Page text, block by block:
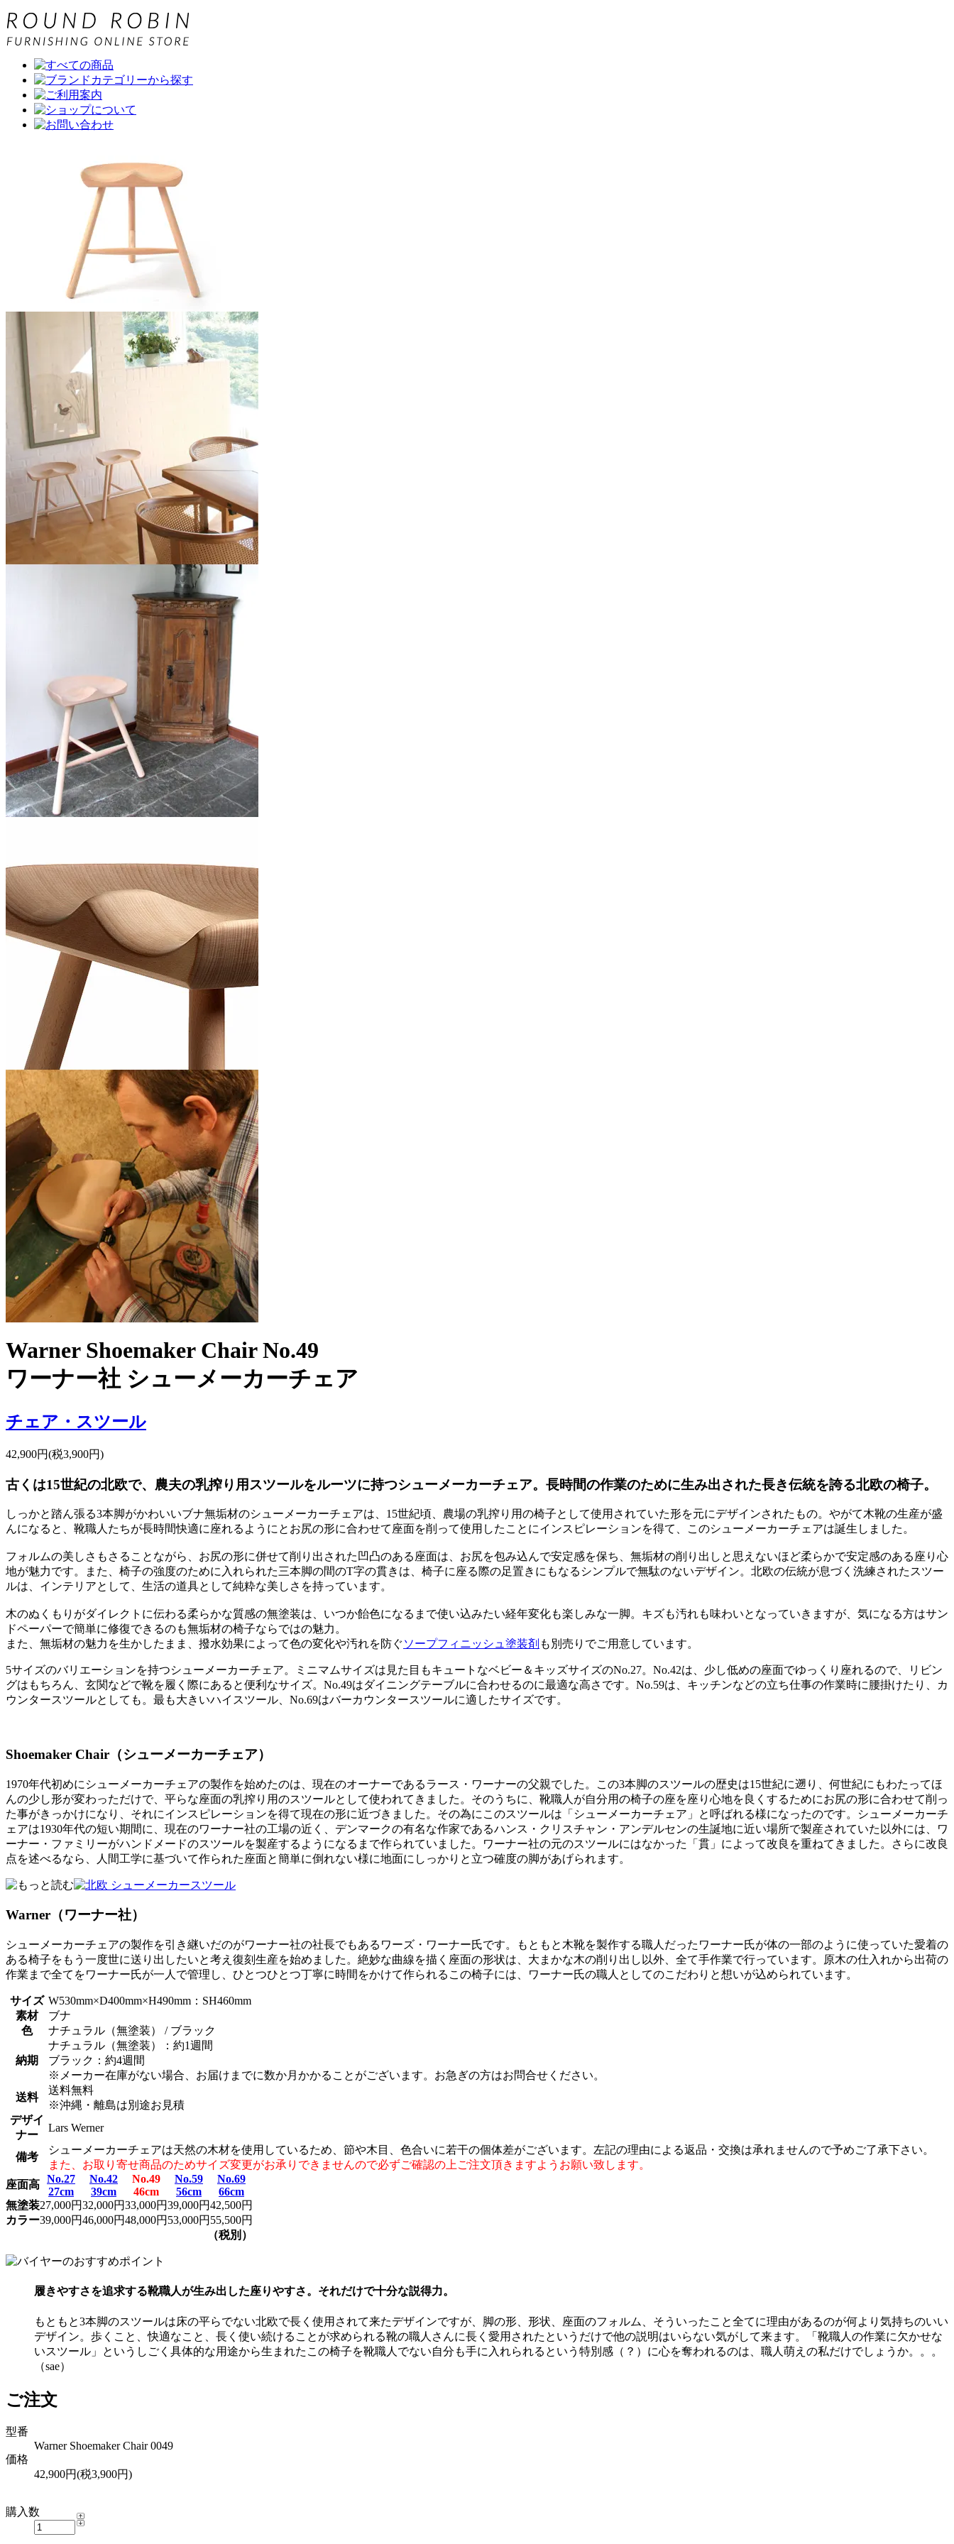
Warner Shoemaker Chair No.49
ワーナー社 シューメーカーチェア
チェア・スツール
42,900円(税3,900円)
古くは15世紀の北欧で、農夫の乳搾り用スツールをルーツに持つシューメーカーチェア。長時間の作業のために生み出された長き伝統を誇る北欧の椅子。
しっかと踏ん張る3本脚がかわいいブナ無垢材のシューメーカーチェアは、15世紀頃、農場の乳搾り用の椅子として使用されていた形を元にデザインされたもの。やがて木靴の生産が盛
んになると、靴職人たちが長時間快適に座れるようにとお尻の形に合わせて座面を削って使用したことにインスピレーションを得て、このシューメーカーチェアは誕生しました。
フォルムの美しさもさることながら、お尻の形に併せて削り出された凹凸のある座面は、お尻を包み込んで安定感を保ち、無垢材の削り出しと思えないほど柔らかで安定感のある座り心
地が魅力です。また、椅子の強度のために入れられた三本脚の間のT字の貫きは、椅子に座る際の足置きにもなるシンプルで無駄のないデザイン。北欧の伝統が息づく洗練されたスツー
ルは、インテリアとして、生活の道具として純粋な美しさを持っています。
木のぬくもりがダイレクトに伝わる柔らかな質感の無塗装は、いつか飴色になるまで使い込みたい経年変化も楽しみな一脚。キズも汚れも味わいとなっていきますが、気になる方はサン
ドペーパーで簡単に修復できるのも無垢材の椅子ならではの魅力。
また、無垢材の魅力を生かしたまま、撥水効果によって色の変化や汚れを防ぐソープフィニッシュ塗装剤 も別売りでご用意しています。
5サイズのバリエーションを持つシューメーカーチェア。ミニマムサイズは見た目もキュートなベビー＆キッズサイズのNo.27。No.42は、少し低めの座面でゆっくり座れるので、リビン
グはもちろん、玄関などで靴を履く際にあると便利なサイズ。No.49はダイニングテーブルに合わせるのに最適な高さです。No.59は、キッチンなどの立ち仕事の作業時に腰掛けたり、カ
ウンタースツールとしても。最も大きいハイスツール、No.69はバーカウンタースツールに適したサイズです。
Shoemaker Chair（シューメーカーチェア）
1970年代初めにシューメーカーチェアの製作を始めたのは、現在のオーナーであるラース・ワーナーの父親でした。この3本脚のスツールの歴史は15世紀に遡り、何世紀にもわたってほ
んの少し形が変わっただけで、平らな座面の乳搾り用のスツールとして使われてきました。そのうちに、靴職人が自分用の椅子の座を座り心地を良くするためにお尻の形に合わせて削っ
た事がきっかけになり、それにインスピレーションを得て現在の形に近づきました。その為にこのスツールは「シューメーカーチェア」と呼ばれる様になったのです。シューメーカーチ
ェアは1930年代の短い期間に、現在のワーナー社の工場の近く、デンマークの有名な作家であるハンス・クリスチャン・アンデルセンの生誕地に近い場所で製産されていた以外には、ワ
ーナー・ファミリーがハンドメードのスツールを製産するようになるまで作られていました。ワーナー社の元のスツールにはなかった「貫」によって改良を重ねてきました。さらに改良
点を述べるなら、人間工学に基づいて作られた座面と簡単に倒れない様に地面にしっかりと立つ確度の脚があげられます。
Warner（ワーナー社）
シューメーカーチェアの製作を引き継いだのがワーナー社の社長でもあるワーズ・ワーナー氏です。もともと木靴を製作する職人だったワーナー氏が体の一部のように使っていた愛着の
ある椅子をもう一度世に送り出したいと考え復刻生産を始めました。絶妙な曲線を描く座面の形状は、大まかな木の削り出し以外、全て手作業で行っています。原木の仕入れから出荷の
作業まで全てをワーナー氏が一人で管理し、ひとつひとつ丁寧に時間をかけて作られるこの椅子には、ワーナー氏の職人としてのこだわりと想いが込められています。
サイズ W530mm×D400mm×H490mm：SH460mm
素材
ブナ
色
ナチュラル（無塗装） / ブラック
納期
ナチュラル（無塗装）：約1週間
ブラック：約4週間
※メーカー在庫がない場合、お届けまでに数か月かかることがございます。お急ぎの方はお問合せください。
送料
送料無料
※沖縄・離島は別途お見積
デザイ
ナー
Lars Werner
備考
シューメーカーチェアは天然の木材を使用しているため、節や木目、色合いに若干の個体差がございます。左記の理由による返品・交換は承れませんので予めご了承下さい。
また、お取り寄せ商品のためサイズ変更がお承りできませんので必ずご確認の上ご注文頂きますようお願い致します。
座面高 No.27
27cm
No.42
39cm
No.49
46cm
No.59
56cm
No.69
66cm
無塗装27,000円32,000円33,000円39,000円42,500円
カラー39,000円46,000円48,000円 53,000円 55,500円
（税別）
履きやすさを追求する靴職人が生み出した座りやすさ。それだけで十分な説得力。
もともと3本脚のスツールは床の平らでない北欧で長く使用されて来たデザインですが、脚の形、形状、座面のフォルム、そういったこと全てに理由があるのが何より気持ちのいい
デザイン。歩くこと、快適なこと、長く使い続けることが求められる靴の職人さんに長く愛用されたというだけで他の説明はいらない気がして来ます。「靴職人の作業に欠かせな
いスツール」というしごく具体的な用途から生まれたこの椅子を靴職人でない自分も手に入れられるという特別感（？）に心を奪われるのは、職人萌えの私だけでしょうか。。。
（sae）
ご注文
型番
Warner Shoemaker Chair 0049
価格
42,900円(税3,900円)
購入数